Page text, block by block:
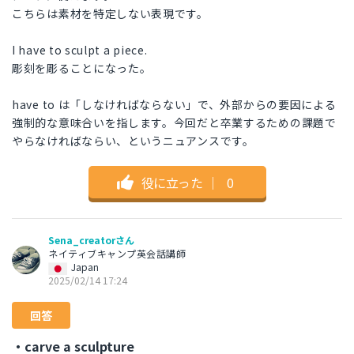
こちらは素材を特定しない表現です。
I have to sculpt a piece.
彫刻を彫ることになった。
have to は「しなければならない」で、外部からの要因による
強制的な意味合いを指します。今回だと卒業するための課題で
やらなければならい、というニュアンスです。
役に立った ｜ 0
Sena_creatorさん
ネイティブキャンプ英会話講師
Japan
2025/02/14 17:24
回答
・carve a sculpture